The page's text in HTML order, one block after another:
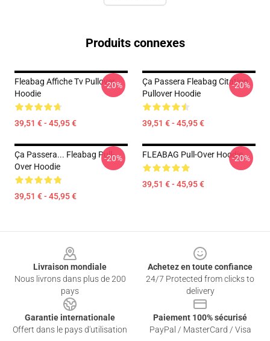
Produits connexes
Fleabag Affiche Tv Pullover
Hoodie
39,51 € - 45,95 €
-20%
Ça Passera Fleabag Citation
Pullover Hoodie
39,51 € - 45,95 €
-20%
Ça Passera... Fleabag Pull-
Over Hoodie
39,51 € - 45,95 €
-20% FLEABAG Pull-Over Hoodie
39,51 € - 45,95 €
-20%
Livraison mondiale
Nous livrons dans plus de 200
pays
Achetez en toute confiance
24/7 Protected from clicks to
delivery
Garantie internationale
Offert dans le pays d'utilisation
Paiement 100% sécurisé
PayPal / MasterCard / Visa